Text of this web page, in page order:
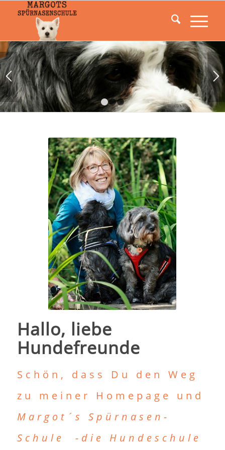
1 2 3
Hallo, liebe
Hundefreunde
Schön, dass Du den Weg
zu meiner Homepage und
Margot´s Spürnasen-
Schule -d ie Hundeschule